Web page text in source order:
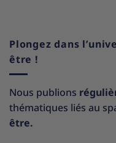
Plongez dans
être !
Nous publions
thématiques liés au
être.